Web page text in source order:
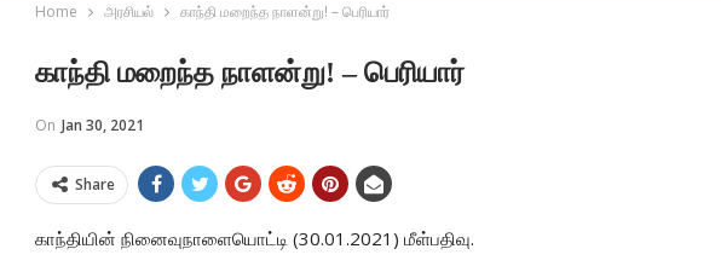
Home அரசியல் காந்தி மறைந்த நாளன்று! – பெரியார்
காந்தி மறைந்த நாளன்று! – பெரியார்
On Jan 30, 2021
Share
காந்தியின் நினைவுநாளையொட்டி (30.01.2021) மீள்பதிவு.